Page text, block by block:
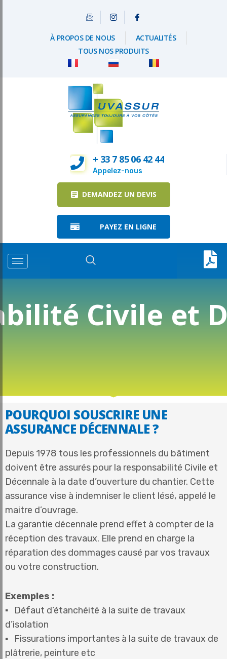
À PROPOS DE NOUS
ACTUALITÉS
TOUS NOS PRODUITS
+ 33 7 85 06 42 44
Appelez-nous
DEMANDEZ UN DEVIS
PAYEZ EN LIGNE
Civile et
POURQUOI SOUSCRIRE UNE
ASSURANCE DÉCENNALE ?
Depuis 1978 tous les professionnels du bâtiment
doivent être assurés pour la responsabilité Civile et
Décennale à la date d’ouverture du chantier. Cette
assurance vise à indemniser le client lésé, appelé le
maitre d’ouvrage.
La garantie décennale prend effet à compter de la
réception des travaux. Elle prend en charge la
réparation des dommages causé par vos travaux
ou votre construction.
Exemples :
▪ Défaut d’étanchéité à la suite de travaux
d’isolation
▪ Fissurations importantes à la suite de travaux de
plâtrerie, peinture etc